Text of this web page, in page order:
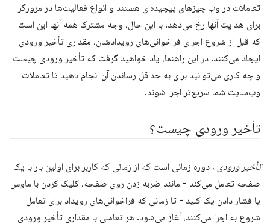
تعاملات در وب چیزهای پیچیده‌ای هستند و انواع فعالیت‌ها در مرورگر
برای هدایت آنها رخ می‌دهد. با این حال، وجه مشترک همه آنها این است
که قبل از شروع اجرای فراخوانی‌های رویدادشان، مقداری تأخیر ورودی
ایجاد می‌کنند. در این راهنما، یاد خواهید گرفت که تأخیر ورودی چیست
و چه کاری می‌توانید برای به حداقل رساندن آن انجام دهید تا تعاملات
وب‌سایت شما سریع‌تر اجرا شوند.
تأخیر ورودی چیست؟
تأخیر ورودی ، دوره زمانی است که از زمانی که کاربر برای اولین بار با یک
صفحه تعامل می‌کند - مانند ضربه زدن روی صفحه، کلیک کردن با ماوس
یا فشار دادن یک کلید - تا زمانی که فراخوانی‌های رویداد برای تعامل
شروع به اجرا می‌کنند، آغاز می‌شود. هر تعاملی با مقداری تأخیر ورودی